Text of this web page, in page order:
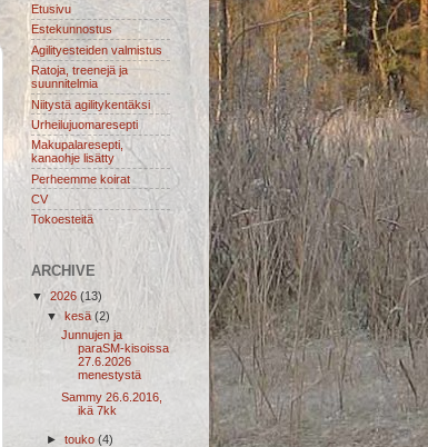
Etusivu
Estekunnostus
Agilityesteiden valmistus
Ratoja, treenejä ja
suunnitelmia
Niitystä agilitykentäksi
Urheilujuomaresepti
Makupalaresepti,
kanaohje lisätty
Perheemme koirat
CV
Tokoesteitä
ARCHIVE
▼ 2026 (13)
▼ kesä(2)
Junnujen ja
paraSM-kisoissa
27.6.2026
menestystä
Sammy 26.6.2016,
ikä 7kk
► touko (4)